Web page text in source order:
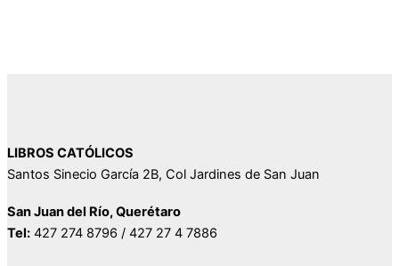
LIBROS CATÓLICOS
Santos Sinecio García 2B, Col Jardines de San Juan
San Juan del Río, Querétaro
Tel: 427 274 8796 / 427 27 4 7886